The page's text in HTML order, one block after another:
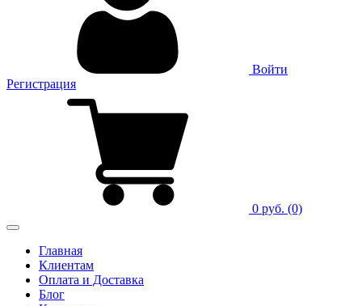
Войти
Регистрация
0 руб. (0)
Главная
Клиентам
Оплата и Доставка
Блог